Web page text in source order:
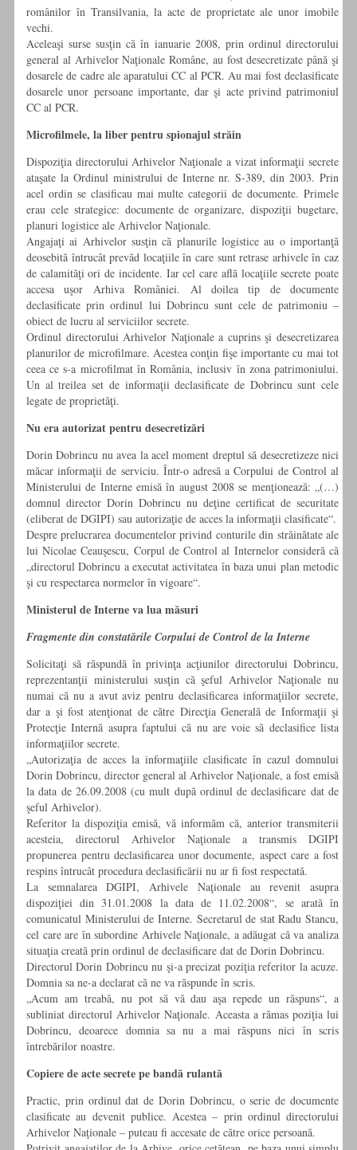
românilor în Transilvania, la acte de proprietate ale unor imobile
vechi.
Aceleaşi surse susţin că în ianuarie 2008, prin ordinul directorului
general al Arhivelor Naţionale Române, au fost desecretizate până şi
dosarele de cadre ale aparatului CC al PCR. Au mai fost declasificate
dosarele unor persoane importante, dar şi acte privind patrimoniul
CC al PCR.
Microfilmele, la liber pentru spionajul străin
Dispoziţia directorului Arhivelor Naţionale a vizat informaţii secrete
ataşate la Ordinul ministrului de Interne nr. S-389, din 2003. Prin
acel ordin se clasificau mai multe categorii de documente. Primele
erau cele strategice: documente de organizare, dispoziţii bugetare,
planuri logistice ale Arhivelor Naţionale.
Angajaţi ai Arhivelor susţin că planurile logistice au o importanţă
deosebită întrucât prevăd locaţiile în care sunt retrase arhivele în caz
de calamităţi ori de incidente. Iar cel care află locaţiile secrete poate
accesa uşor Arhiva României. Al doilea tip de documente
declasificate prin ordinul lui Dobrincu sunt cele de patrimoniu –
obiect de lucru al serviciilor secrete.
Ordinul directorului Arhivelor Naţionale a cuprins şi desecretizarea
planurilor de microfilmare. Acestea conţin fişe importante cu mai tot
ceea ce s-a microfilmat în România, inclusiv în zona patrimoniului.
Un al treilea set de informaţii declasificate de Dobrincu sunt cele
legate de proprietăţi.
Nu era autorizat pentru desecretizări
Dorin Dobrincu nu avea la acel moment dreptul să desecretizeze nici
măcar informaţii de serviciu. Într-o adresă a Corpului de Control al
Ministerului de Interne emisă în august 2008 se menţionează: „(…)
domnul director Dorin Dobrincu nu deţine certificat de securitate
(eliberat de DGIPI) sau autorizaţie de acces la informaţii clasificate“.
Despre prelucrarea documentelor privind conturile din străinătate ale
lui Nicolae Ceauşescu, Corpul de Control al Internelor consideră că
„directorul Dobrincu a executat activitatea în baza unui plan metodic
şi cu respectarea normelor în vigoare“.
Ministerul de Interne va lua măsuri
Fragmente din constatările Corpului de Control de la Interne
Solicitaţi să răspundă în privinţa acţiunilor directorului Dobrincu,
reprezentanţii ministerului susţin că şeful Arhivelor Naţionale nu
numai că nu a avut aviz pentru declasificarea informaţiilor secrete,
dar a şi fost atenţionat de către Direcţia Generală de Informaţii şi
Protecţie Internă asupra faptului că nu are voie să declasifice lista
informaţiilor secrete.
„Autorizaţia de acces la informaţiile clasificate în cazul domnului
Dorin Dobrincu, director general al Arhivelor Naţionale, a fost emisă
la data de 26.09.2008 (cu mult după ordinul de declasificare dat de
şeful Arhivelor).
Referitor la dispoziţia emisă, vă informăm că, anterior transmiterii
acesteia, directorul Arhivelor Naţionale a transmis DGIPI
propunerea pentru declasificarea unor documente, aspect care a fost
respins întrucât procedura declasificării nu ar fi fost respectată.
La semnalarea DGIPI, Arhivele Naţionale au revenit asupra
dispoziţiei din 31.01.2008 la data de 11.02.2008“, se arată în
comunicatul Ministerului de Interne. Secretarul de stat Radu Stancu,
cel care are în subordine Arhivele Naţionale, a adăugat că va analiza
situaţia creată prin ordinul de declasificare dat de Dorin Dobrincu.
Directorul Dorin Dobrincu nu şi-a precizat poziţia referitor la acuze.
Domnia sa ne-a declarat că ne va răspunde în scris.
„Acum am treabă, nu pot să vă dau aşa repede un răspuns“, a
subliniat directorul Arhivelor Naţionale. Aceasta a rămas poziţia lui
Dobrincu, deoarece domnia sa nu a mai răspuns nici în scris
întrebărilor noastre.
Copiere de acte secrete pe bandă rulantă
Practic, prin ordinul dat de Dorin Dobrincu, o serie de documente
clasificate au devenit publice. Acestea – prin ordinul directorului
Arhivelor Naţionale – puteau fi accesate de către orice persoană.